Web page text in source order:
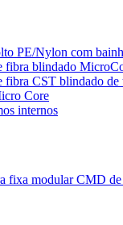
PE/Nylon com
fibra blindado
fibra CST blindado
Core
internos
fixa modular CMD